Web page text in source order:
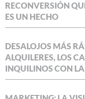
RECONVERSIÓN
ES UN HECHO
DESALOJOS MÁS
ALQUILERES, LOS
INQUILINOS CON